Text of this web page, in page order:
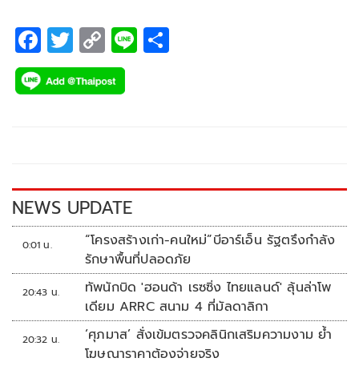
F
ac
e
k
T
wi
tt
C
o
p
k
Li
NEWS UPDATE
0:01 น.
“โครงสร้างเก่า-คนใหม่”บีอาร์เอ็น รัฐตรึงกำลัง
รักษาพื้นที่ปลอดภัย
20:43 น.
ทัพนักบิด 'ฮอนด้า เรซซิ่ง ไทยแลนด์' ลุ้นล่าโพ
เดียม ARRC สนาม 4 ที่มัลดาลิกา
20:32 น.
‘ศุภมาส’ สั่งเข้มตรวจคลินิกเสริมความงาม ย้ำ
โฆษณาราคาต้องจ่ายจริง